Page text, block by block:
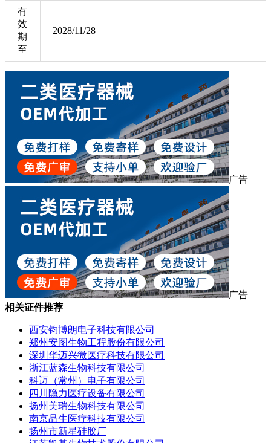
有
效
期
至
2028/11/28
广告
广告
相关证件推荐
西安钧博朗电子科技有限公司
郑州安图生物工程股份有限公司
深圳华迈兴微医疗科技有限公司
浙江蓝森生物科技有限公司
科迈（常州）电子有限公司
四川隐力医疗设备有限公司
扬州美瑞生物科技有限公司
南京品生医疗科技有限公司
扬州市新星硅胶厂